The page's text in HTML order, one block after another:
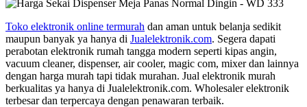
Toko elektronik online termurah dan aman untuk belanja sedikit
maupun banyak ya hanya di Jualelektronik.com. Segera dapati
perabotan elektronik rumah tangga modern seperti kipas angin,
vacuum cleaner, dispenser, air cooler, magic com, mixer dan lainnya
dengan harga murah tapi tidak murahan. Jual elektronik murah
berkualitas ya hanya di Jualelektronik.com. Wholesaler elektronik
terbesar dan terpercaya dengan penawaran terbaik.